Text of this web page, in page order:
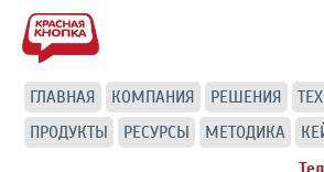
ГЛАВНАЯ КОМПАНИЯ РЕШЕНИЯ
ПРОДУКТЫ
РЕСУРСЫ МЕТОДИКА